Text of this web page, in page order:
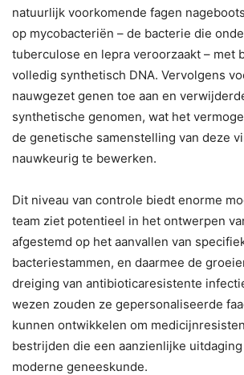
natuurlijk voorkomende fagen
op mycobacteriën – de bacterie die
tuberculose en lepra veroorzaakt – met
volledig synthetisch DNA. Vervolgens
nauwgezet genen toe aan en
synthetische genomen, wat het
de genetische samenstelling van deze
nauwkeurig te bewerken.
Dit niveau van controle biedt enorme
team ziet potentieel in het ontwerpen
afgestemd op het aanvallen van
bacteriestammen, en daarmee de
dreiging van antibioticaresistente
wezen zouden ze gepersonaliseerde
kunnen ontwikkelen om
bestrijden die een aanzienlijke
moderne geneeskunde.